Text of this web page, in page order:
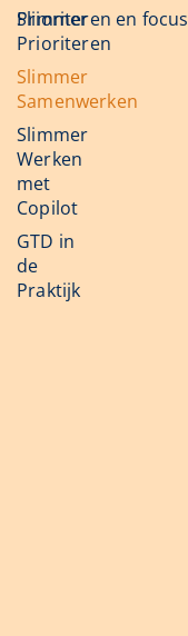
Slimmer
Prioriteren
Slimmer
Samenwerken
Slimmer
Werken
met
Copilot
GTD in
de
Praktijk
Prioriteren en focus